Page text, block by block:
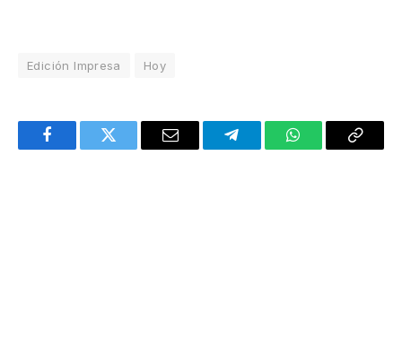
Edición Impresa Hoy
FacebookTwitter Email TelegramWhatsAppCopy